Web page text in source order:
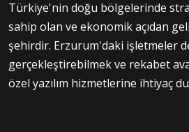
Türkiye'nin doğu bölgelerinde
sahip olan ve ekonomik açıdan
şehirdir. Erzurum'daki işletmeler
gerçekleştirebilmek ve rekabet
özel yazılım hizmetlerine ihtiyaç